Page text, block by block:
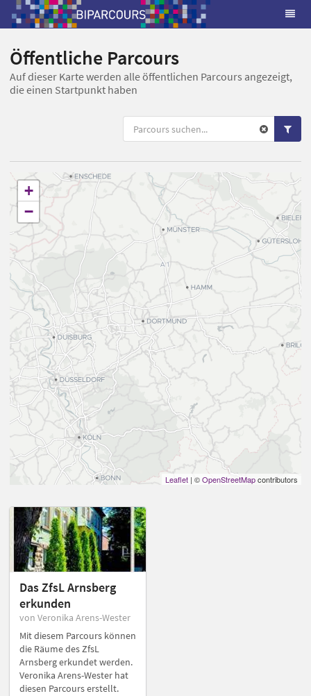
Öffentliche Parcours
Auf dieser Karte werden alle öffentlichen Parcours angezeigt,
die einen Startpunkt haben
+
−
Leaflet | ©OpenStreetMapcontributors
Das ZfsL Arnsberg
erkunden
von Veronika Arens-Wester
Mit diesem Parcours können
die Räume des ZfsL
Arnsberg erkundet werden.
Veronika Arens-Wester hat
diesen Parcours erstellt.